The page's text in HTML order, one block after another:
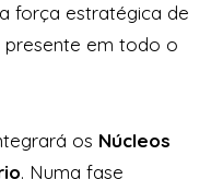
força estratégica de
em todo o
os Núcleos
. Numa fase